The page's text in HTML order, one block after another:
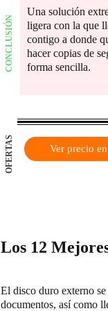
CONCLUSIÓN
OFERTAS
Una solución
ligera con la que
contigo a donde
hacer copias de
forma sencilla.
Ver precio
Los 12
El disco duro externo
documentos, así como